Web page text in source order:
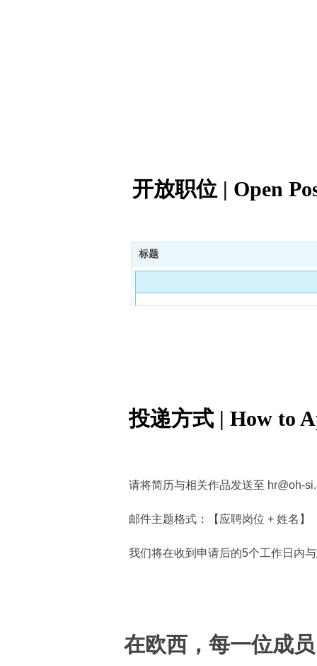
标题
开放职位 | Open
投递方式 | How to
请将简历与相关作品发送至 hr@oh-
邮件主题格式：【应聘岗位 + 姓名】
我们将在收到申请后的5个工作日内
在欧西，每一位成